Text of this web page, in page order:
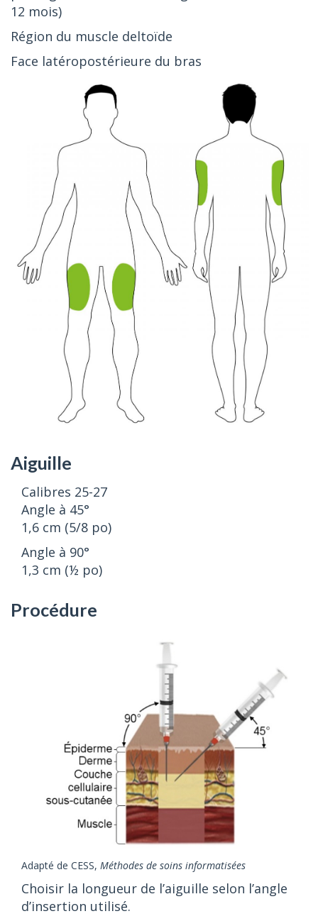
12 mois)
Région du muscle deltoïde
Face latéropostérieure du bras
Aiguille
Calibres 25-27
Angle à 45°
1,6 cm (5/8 po)
Angle à 90°
1,3 cm (½ po)
Procédure
Adapté de CESS, Méthodes de soins informatisées
Choisir la longueur de l’aiguille selon l’angle
d’insertion utilisé.